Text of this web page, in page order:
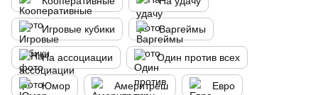
Игровые кубики Варгеймы
На ассоциации Один против всех
Юмор Америтреш Евро